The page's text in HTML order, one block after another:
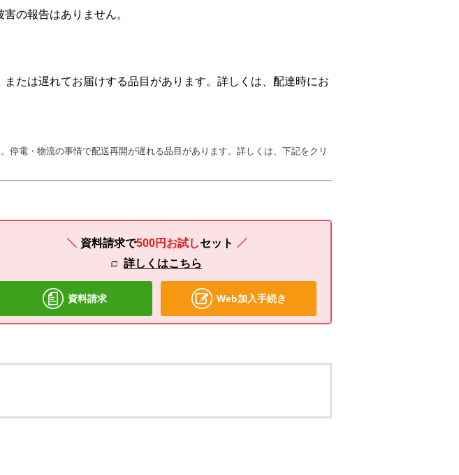
の報告はありません。
たは遅れてお届けする品目があります。詳しくは、配達時にお
停電・物流の事情で配送再開が遅れる品目があります。詳しくは、下記をクリ
資料請求で500円お試しセット
詳しくはこちら
資料請求 Web加入手続き